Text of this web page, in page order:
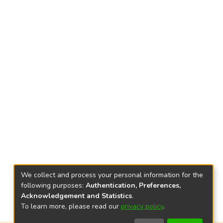
We collect and process your personal information for the
following purposes: Authentication, Preferences,
Acknowledgement and Statistics.
To learn more, please read our privacy policy.